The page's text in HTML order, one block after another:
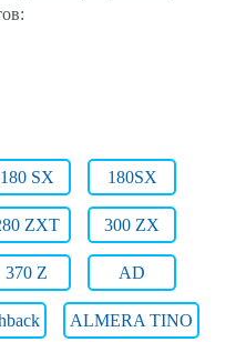
180 SX 180SX
ZXT 300 ZX
370 Z AD
ALMERA TINO